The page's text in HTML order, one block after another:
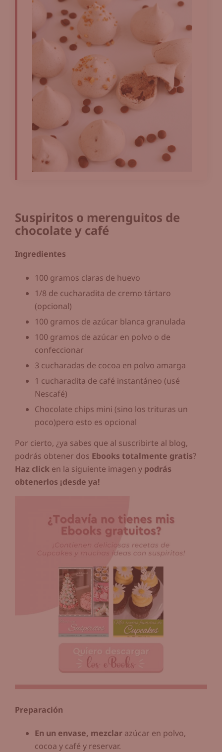
Suspiritos o merenguitos de
chocolate y café
Ingredientes
100 gramos claras de huevo
1/8 de cucharadita de cremo tártaro
(opcional)
100 gramos de azúcar blanca granulada
100 gramos de azúcar en polvo o de
confeccionar
3 cucharadas de cocoa en polvo amarga
1 cucharadita de café instantáneo (usé
Nescafé)
Chocolate chips mini (sino los trituras un
poco)pero esto es opcional
Por cierto, ¿ya sabes que al suscribirte al blog,
podrás obtener dos Ebooks totalmente gratis?
Haz click en la siguiente imagen y podrás
obtenerlos ¡desde ya!
Preparación
En un envase, mezclar azúcar en polvo,
cocoa y café y reservar.